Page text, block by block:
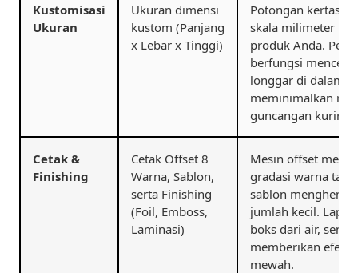
Kustomisasi
Ukuran
Ukuran dimensi
kustom (Panjang
x Lebar x Tinggi)
Potongan kertas
skala milimeter
produk Anda.
berfungsi
longgar di dalam
meminimalkan
guncangan kurir
Cetak &
Finishing
Cetak Offset 8
Warna, Sablon,
serta Finishing
(Foil, Emboss,
Laminasi)
Mesin offset
gradasi warna
sablon
jumlah kecil.
boks dari air,
memberikan efek
mewah.